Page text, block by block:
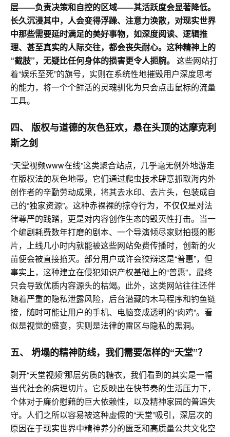
层——负责决策和自控的区域——其活跃度会显著降低。
长久沉浸其中，人会变得浮躁、注意力涣散，对现实世界
中那些需要延时满足的美好事物， 如深度阅读、逻辑推
理、甚至真实的人际交往，都会丧失耐心。这种精神上的
“截肢”，无疑比任何身体的损害更令人扼腕。 这些网站打
着“娱乐至死”的旗号，实则在系统性地摧毁用户深度思考
的能力，将一个个鲜活的灵魂驯化为只会点击鼠标的流量
工具。
四、 版权与道德的灰色狂欢，悬在头顶的达摩克利
斯之剑
“天堂视频www在线”这类聚合站点，几乎毫无例外地游走
在版权法的灰色地带。它们通过爬虫技术肆意抓取海内外
创作者的辛勤劳动成果，将其去水印、去片头，包装成自
己的“独家资源”。这种赤裸裸的掠夺行为，不仅仅是对法
律尊严的践踏，更是对内容创作生态的毁灭性打击。当一
个编剧耗费数年打磨的剧本、一个导演倾尽家财拍摄的影
片，上线几小时内就能被这些网站免费传播时，创新的火
苗便会被直接掐灭。部分用户或许会狡辩这是“普惠”， 但
事实上，这种建立在侵犯知识产权基础上的“普惠”， 最终
只会导致优质内容源头的枯竭。此外， 这类网站往往还伴
随着严重的隐私泄露风险， 后台潜藏的木马程序和钓鱼链
接，随时可能让用户的手机、电脑变成透明的“肉鸡”。看
似是视觉的盛宴，实则是法律的雷区与隐私的黑洞。
五、 坍塌的精神防线，我们需要怎样的“天堂”？
剥开“天堂视频”那层劣质的糖衣，我们看到的其实是一幅
当代社会的病理切片。 它反映出在快节奏的生活压力下，
个体对于廉价慰藉的巨大依赖性，以及精神家园的普遍失
守。人们之所以容易被这种虚假的“天堂”吸引，深层次的
原因在于现实世界中精神养分的匮乏和高质量公共文化空